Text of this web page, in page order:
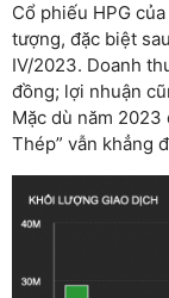
Cổ phiếu HPG
tượng, đặc biệt
IV/2023. Doanh
đồng; lợi nhuận
Mặc dù năm 2023
Thép” vẫn khẳng